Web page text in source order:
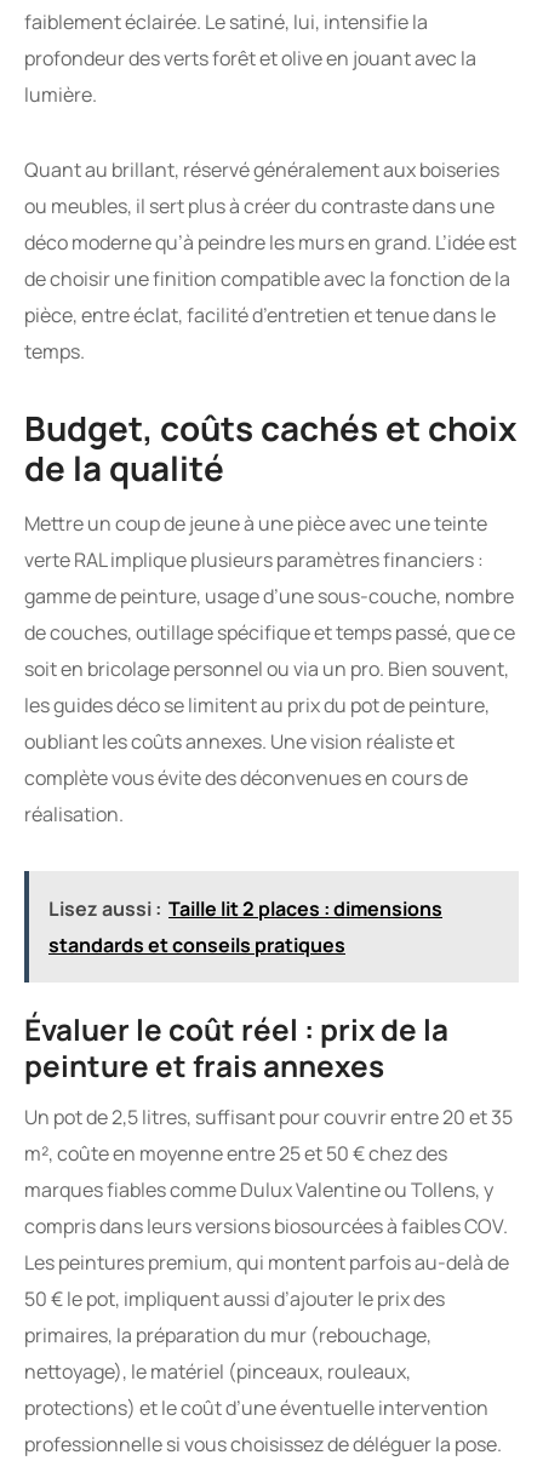
faiblement éclairée. Le satiné, lui, intensifie la
profondeur des verts forêt et olive en jouant avec la
lumière.
Quant au brillant, réservé généralement aux boiseries
ou meubles, il sert plus à créer du contraste dans une
déco moderne qu’à peindre les murs en grand. L’idée est
de choisir une finition compatible avec la fonction de la
pièce, entre éclat, facilité d’entretien et tenue dans le
temps.
Budget, coûts cachés et choix
de la qualité
Mettre un coup de jeune à une pièce avec une teinte
verte RAL implique plusieurs paramètres financiers :
gamme de peinture, usage d’une sous-couche, nombre
de couches, outillage spécifique et temps passé, que ce
soit en bricolage personnel ou via un pro. Bien souvent,
les guides déco se limitent au prix du pot de peinture,
oubliant les coûts annexes. Une vision réaliste et
complète vous évite des déconvenues en cours de
réalisation.
Lisez aussi : Taille lit 2 places : dimensions
standards et conseils pratiques
Évaluer le coût réel : prix de la
peinture et frais annexes
Un pot de 2,5 litres, suffisant pour couvrir entre 20 et 35
m², coûte en moyenne entre 25 et 50 € chez des
marques fiables comme Dulux Valentine ou Tollens, y
compris dans leurs versions biosourcées à faibles COV.
Les peintures premium, qui montent parfois au-delà de
50 € le pot, impliquent aussi d’ajouter le prix des
primaires, la préparation du mur (rebouchage,
nettoyage), le matériel (pinceaux, rouleaux,
protections) et le coût d’une éventuelle intervention
professionnelle si vous choisissez de déléguer la pose.